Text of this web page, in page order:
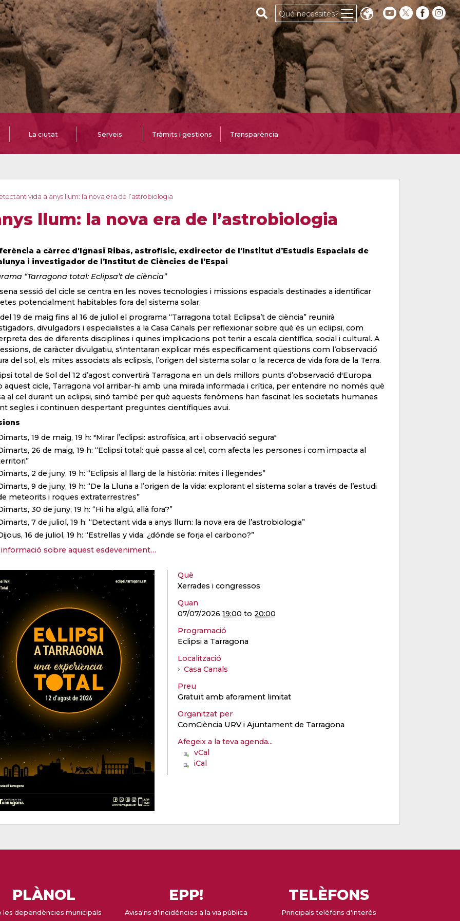
Cerca al web
Què necessites?
La ciutat Serveis Tràmits i gestions Transparència
vida a anys llum: la nova era de l’astrobiologia
llum: la nova era de l’astrobiologia
a càrrec d'Ignasi Ribas, astrofísic, exdirector de l’Institut d’Estudis Espacials de
i investigador de l’Institut de Ciències de l’Espai
“Tarragona total: Eclipsa’t de ciència”
sessió del cicle se centra en les noves tecnologies i missions espacials destinades a identificar
potencialment habitables fora del sistema solar.
19 de maig fins al 16 de juliol el programa “Tarragona total: Eclipsa’t de ciència” reunirà
divulgadors i especialistes a la Casa Canals per reflexionar sobre què és un eclipsi, com
des de diferents disciplines i quines implicacions pot tenir a escala científica, social i cultural. A
de caràcter divulgatiu, s'intentaran explicar més específicament qüestions com l’observació
del sol, els mites associats als eclipsis, l’origen del sistema solar o la recerca de vida fora de la Terra.
total de Sol del 12 d’agost convertirà Tarragona en un dels millors punts d’observació d'Europa.
aquest cicle, Tarragona vol arribar-hi amb una mirada informada i crítica, per entendre no només què
al cel durant un eclipsi, sinó també per què aquests fenòmens han fascinat les societats humanes
segles i continuen despertant preguntes científiques avui.
19 de maig, 19 h: "Mirar l’eclipsi: astrofísica, art i observació segura"
26 de maig, 19 h: “Eclipsi total: què passa al cel, com afecta les persones i com impacta al
2 de juny, 19 h: “Eclipsis al llarg de la història: mites i llegendes”
9 de juny, 19 h: “De la Lluna a l’origen de la vida: explorant el sistema solar a través de l’estudi
meteorits i roques extraterrestres”
30 de juny, 19 h: “Hi ha algú, allà fora?”
7 de juliol, 19 h: “Detectant vida a anys llum: la nova era de l’astrobiologia”
16 de juliol, 19 h: “Estrellas y vida: ¿dónde se forja el carbono?”
sobre aquest esdeveniment…
Què
Xerrades i congressos
Quan
07/07/2026 19:00 to 20:00
Programació
Eclipsi a Tarragona
Localització
Casa Canals
Preu
Gratuït amb aforament limitat
Organitzat per
ComCiència URV i Ajuntament de Tarragona
Afegeix a la teva agenda...
vCal
iCal
PLÀNOL
les dependències municipals
EPP!
Avisa'ns d'incidències a la via pública
TELÈFONS
Principals telèfons d'interès